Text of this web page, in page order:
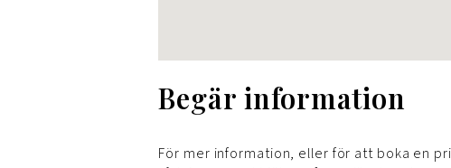
Begär information
För mer information, eller för att boka en